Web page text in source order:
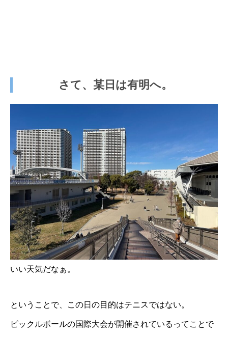
さて、某日は有明へ。
いい天気だなぁ。
ということで、この日の目的はテニスではない。
ピックルボールの国際大会が開催されているってことで